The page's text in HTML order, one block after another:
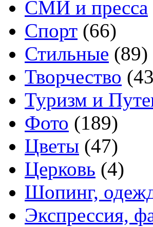
СМИ и пресса
Спорт (66)
Стильные (89)
Творчество
Туризм и
Фото (189)
Цветы (47)
Церковь (4)
Шопинг,
Экспрессия,